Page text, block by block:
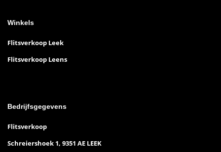
Winkels
Flitsverkoop Leek
Flitsverkoop Leens
Bedrijfsgegevens
Flitsverkoop
Schreiershoek 1, 9351 AE LEEK